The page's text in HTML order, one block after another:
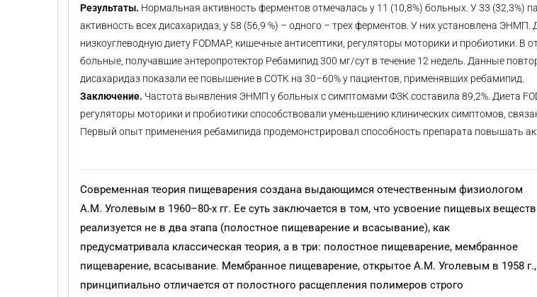
Результаты. Нормальная активность ферментов отмечалась у 11 (10,8%) больных. У 33 (32,3%)
активность всех дисахаридаз, у 58 (56,9 %) – одного – трех ферментов. У них установлена
низкоуглеводную диету FODMAP, кишечные антисептики, регуляторы моторики и пробиотики. В
больные, получавшие энтеропротектор Ребамипид 300 мг/сут в течение 12 недель. Данные
дисахаридаз показали ее повышение в СОТК на 30–60% у пациентов, применявших ребамипид.
Заключение. Частота выявления ЭНМП у больных с симптомами ФЗК составила 89,2%. Диета
регуляторы моторики и пробиотики способствовали уменьшению клинических симптомов,
Первый опыт применения ребамипида продемонстрировал способность препарата повышать
Cовременная теория пищеварения создана выдающимся отечественным физиологом
А.М. Уголевым в 1960–80-х гг. Ее суть заключается в том, что усвоение пищевых веществ
реализуется не в два этапа (полостное пищеварение и всасывание), как
предусматривала классическая теория, а в три: полостное пищеварение, мембранное
пищеварение, всасывание. Мембранное пищеварение, открытое А.М. Уголевым в 1958 г.,
принципиально отличается от полостного расщепления полимеров строго